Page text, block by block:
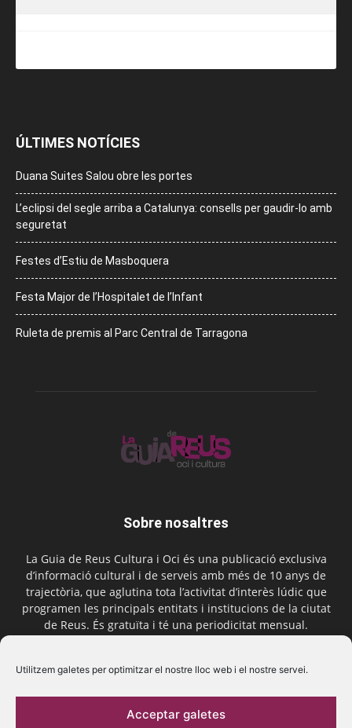
Utilitzem galetes per optimitzar el nostre lloc web i el nostre servei.
Acceptar galetes
ÚLTIMES NOTÍCIES
Duana Suites Salou obre les portes
L’eclipsi del segle arriba a Catalunya: consells per gaudir-lo amb
seguretat
Festes d’Estiu de Masboquera
Festa Major de l’Hospitalet de l’Infant
Ruleta de premis al Parc Central de Tarragona
Sobre nosaltres
La Guia de Reus Cultura i Oci és una publicació exclusiva
d’informació cultural i de serveis amb més de 10 anys de
trajectòria, que aglutina tota l’activitat d’interès lúdic que
programen les principals entitats i institucions de la ciutat
de Reus. És gratuïta i té una periodicitat mensual.
Segueix-nos